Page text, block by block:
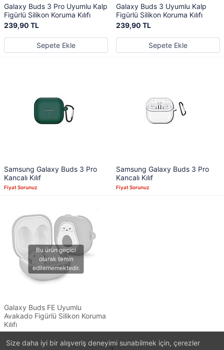
Size daha iyi bir alışveriş deneyimi sunabilmek için, çerezler
Galaxy Buds 3 Pro Uyumlu Kalp
Figürlü Silikon Koruma Kılıfı
239,90 TL
Sepete Ekle
Galaxy Buds 3 Uyumlu Kalp
Figürlü Silikon Koruma Kılıfı
239,90 TL
Sepete Ekle
Samsung Galaxy Buds 3 Pro
Kancalı Kılıf
Fiyat Sorunuz
Samsung Galaxy Buds 3 Pro
Kancalı Kılıf
Fiyat Sorunuz
Galaxy Buds FE Uyumlu
Avakado Figürlü Silikon Koruma
Kılıfı